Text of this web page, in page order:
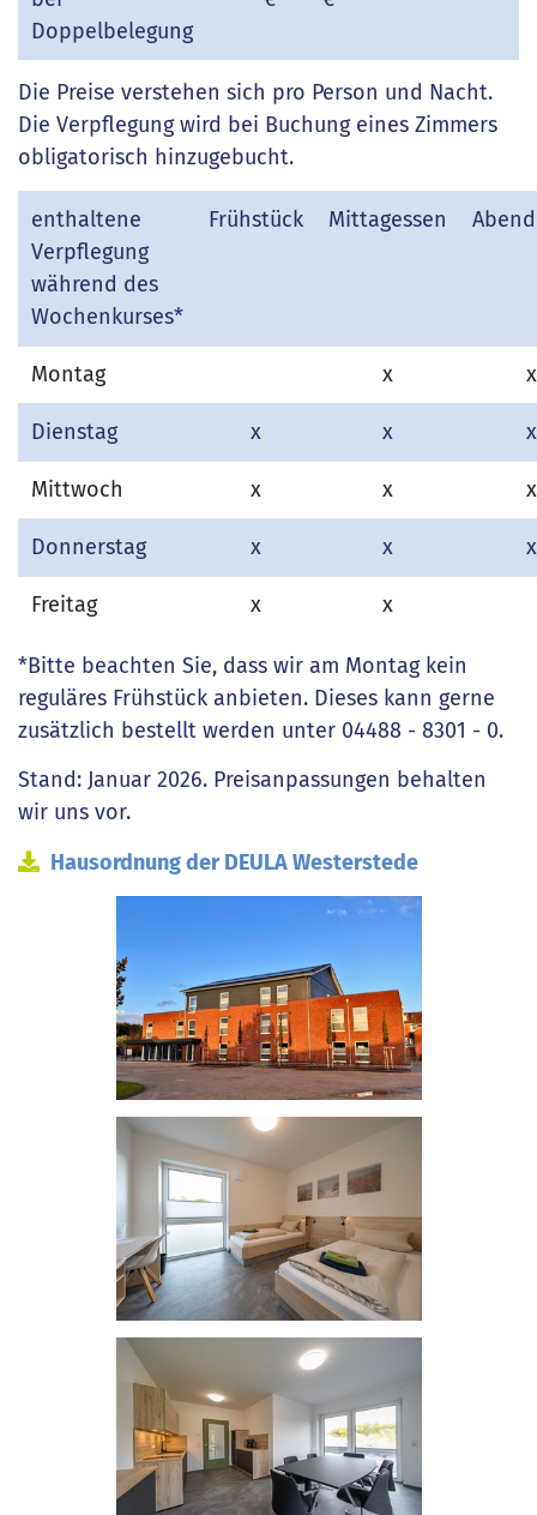
Doppelbelegung
Die Preise verstehen sich pro Person und Nacht.
Die Verpflegung wird bei Buchung eines Zimmers
obligatorisch hinzugebucht.
enthaltene
Verpflegung
während des
Wochenkurses*
Frühstück Mittagessen
Montag x x
Dienstag x x x
Mittwoch x x x
Donnerstag x x x
Freitag x x
*Bitte beachten Sie, dass wir am Montag kein
reguläres Frühstück anbieten. Dieses kann gerne
zusätzlich bestellt werden unter 04488 - 8301 - 0.
Stand: Januar 2026. Preisanpassungen behalten
wir uns vor.
Hausordnung der DEULA Westerstede